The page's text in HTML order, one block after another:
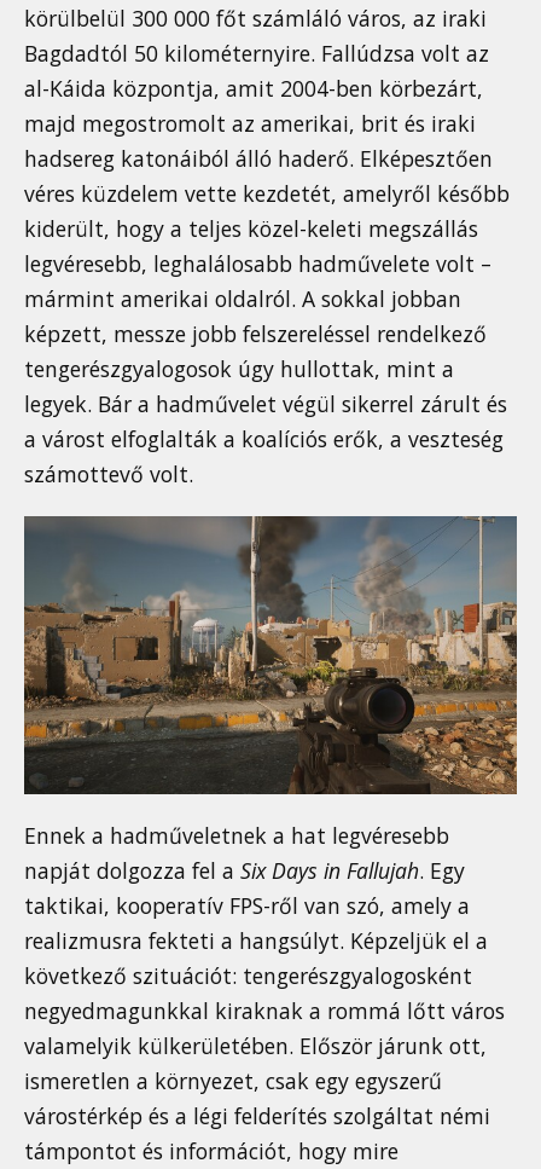
körülbelül 300 000 főt számláló város, az iraki
Bagdadtól 50 kilométernyire. Fallúdzsa volt az
al-Káida központja, amit 2004-ben körbezárt,
majd megostromolt az amerikai, brit és iraki
hadsereg katonáiból álló haderő. Elképesztően
véres küzdelem vette kezdetét, amelyről később
kiderült, hogy a teljes közel-keleti megszállás
legvéresebb, leghalálosabb hadművelete volt –
mármint amerikai oldalról. A sokkal jobban
képzett, messze jobb felszereléssel rendelkező
tengerészgyalogosok úgy hullottak, mint a
legyek. Bár a hadművelet végül sikerrel zárult és
a várost elfoglalták a koalíciós erők, a veszteség
számottevő volt.
Ennek a hadműveletnek a hat legvéresebb
napját dolgozza fel a Six Days in Fallujah. Egy
taktikai, kooperatív FPS-ről van szó, amely a
realizmusra fekteti a hangsúlyt. Képzeljük el a
következő szituációt: tengerészgyalogosként
negyedmagunkkal kiraknak a rommá lőtt város
valamelyik külkerületében. Először járunk ott,
ismeretlen a környezet, csak egy egyszerű
várostérkép és a légi felderítés szolgáltat némi
támpontot és információt, hogy mire